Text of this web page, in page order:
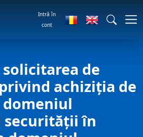
Intră în
cont
solicitarea de
achiziţia de
securităţii în